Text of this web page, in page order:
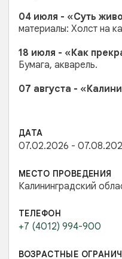
04 июля - «Суть
материалы: Холст на
18 июля - «Как
Бумага, акварель.
07 августа -
ДАТА
07.02.2026 -
МЕСТО ПРОВЕДЕНИЯ
Калининградский
ТЕЛЕФОН
+7 (4012) 994-900
ВОЗРАСТНЫЕ